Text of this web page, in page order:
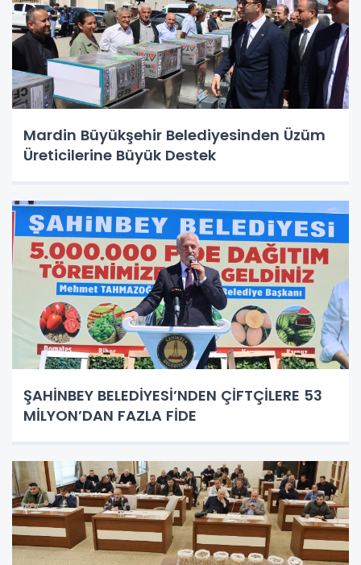
Mardin Büyükşehir Belediyesinden Üzüm
Üreticilerine Büyük Destek
ŞAHİNBEY BELEDİYESİ’NDEN ÇİFTÇİLERE 53
MİLYON’DAN FAZLA FİDE